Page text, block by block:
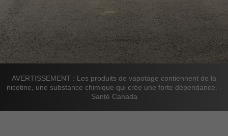
AVERTISSEMENT : Les produits de vapotage contiennent de la
nicotine, une substance chimique qui crée une forte dépendance. -
Santé Canada